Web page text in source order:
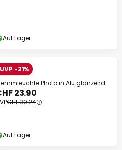
Auf Lager
UVP -21%
Photo in Alu glänzend
23.90
CHF 30.24
Auf Lager